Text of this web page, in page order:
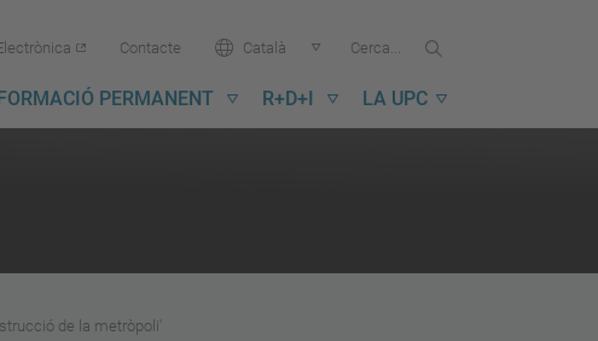
Contacte Idioma:Català Cercar...
UPC
PERMANENT R+D+I LA UPC
de la metròpoli'